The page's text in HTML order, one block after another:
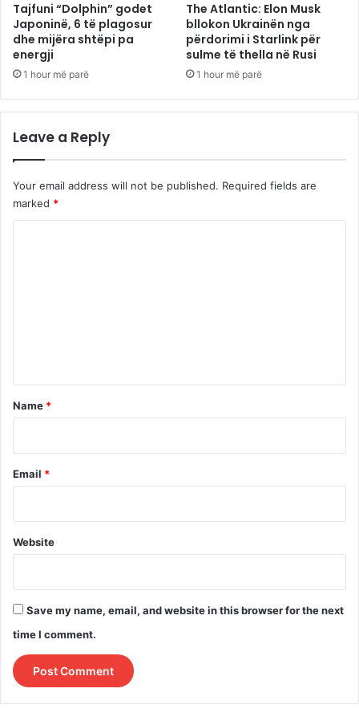
Tajfuni “Dolphin” godet
Japoninë, 6 të plagosur
dhe mijëra shtëpi pa
energji
1 hour më parë
The Atlantic: Elon Musk
bllokon Ukrainën nga
përdorimi i Starlink për
sulme të thella në Rusi
1 hour më parë
Leave a Reply
Your email address will not be published. Required fields are
marked *
*
Name *
Email *
Website
Save my name, email, and website in this browser for the next
time I comment.